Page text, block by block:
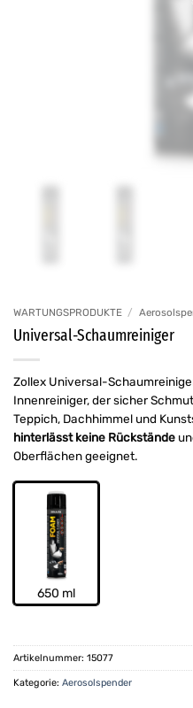
WARTUNGSPRODUKTE /
Universal-Schaumreiniger
Zollex Universal-
Innenreiniger, der sicher
Teppich, Dachhimmel und
hinterlässt keine Rückstände
Oberflächen geeignet.
650 ml
Artikelnummer: 15077
Kategorie: Aerosolspender